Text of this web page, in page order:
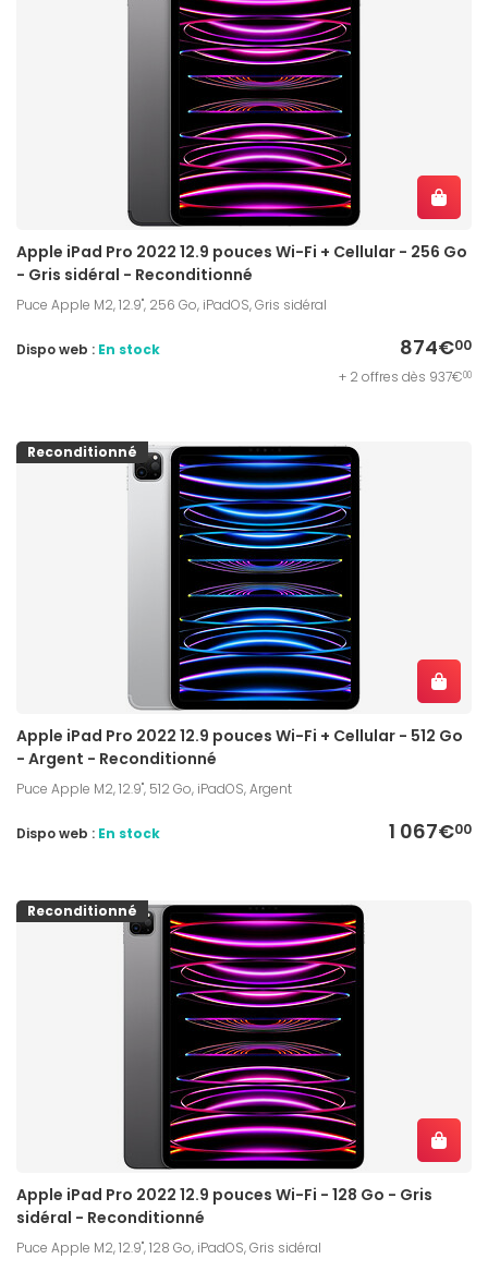
Apple iPad Pro 2022 12.9 pouces Wi-Fi + Cellular - 256 Go
- Gris sidéral - Reconditionné
Puce Apple M2, 12.9", 256 Go, iPadOS, Gris sidéral
874€00
Dispo web : En stock
+ 2 offres dès 937€00
Reconditionné
Apple iPad Pro 2022 12.9 pouces Wi-Fi + Cellular - 512 Go
- Argent - Reconditionné
Puce Apple M2, 12.9", 512 Go, iPadOS, Argent
1 067€00
Dispo web : En stock
Reconditionné
Apple iPad Pro 2022 12.9 pouces Wi-Fi - 128 Go - Gris
sidéral - Reconditionné
Puce Apple M2, 12.9", 128 Go, iPadOS, Gris sidéral